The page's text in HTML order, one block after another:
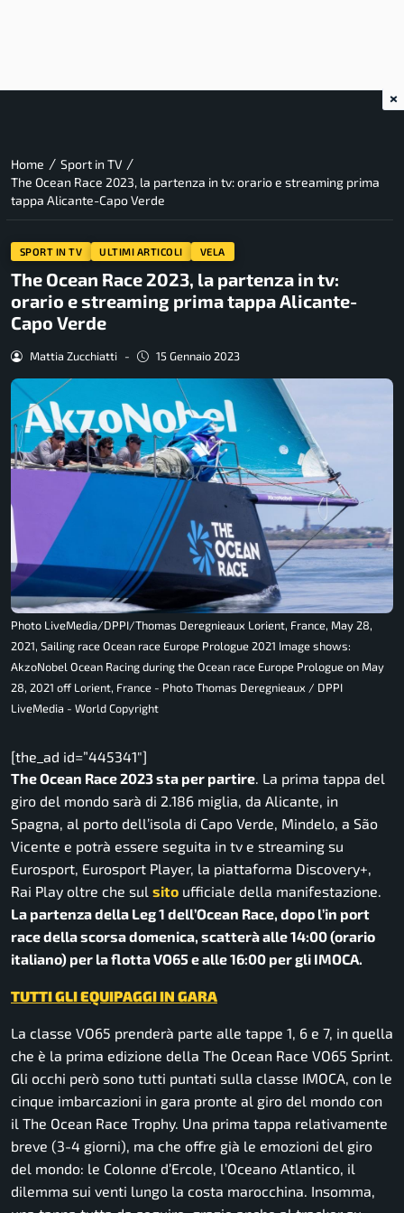
Home / Sport in TV /
The Ocean Race 2023, la partenza in tv: orario e streaming prima
tappa Alicante-Capo Verde
SPORT IN TV ULTIMI ARTICOLI VELA
The Ocean Race 2023, la partenza in tv:
orario e streaming prima tappa Alicante-
Capo Verde
Mattia Zucchiatti - 15 Gennaio 2023
Photo LiveMedia/DPPI/Thomas Deregnieaux Lorient, France, May 28,
2021, Sailing race Ocean race Europe Prologue 2021 Image shows:
AkzoNobel Ocean Racing during the Ocean race Europe Prologue on May
28, 2021 off Lorient, France - Photo Thomas Deregnieaux / DPPI
LiveMedia - World Copyright
[the_ad id=”445341″]
The Ocean Race 2023 sta per partire. La prima tappa del
giro del mondo sarà di 2.186 miglia, da Alicante, in
Spagna, al porto dell’isola di Capo Verde, Mindelo, a São
Vicente e potrà essere seguita in tv e streaming su
Eurosport, Eurosport Player, la piattaforma Discovery+,
Rai Play oltre che sul sito ufficiale della manifestazione.
La partenza della Leg 1 dell’Ocean Race, dopo l’in port
race della scorsa domenica, scatterà alle 14:00 (orario
italiano) per la flotta VO65 e alle 16:00 per gli IMOCA.
TUTTI GLI EQUIPAGGI IN GARA
La classe VO65 prenderà parte alle tappe 1, 6 e 7, in quella
che è la prima edizione della The Ocean Race VO65 Sprint.
Gli occhi però sono tutti puntati sulla classe IMOCA, con le
cinque imbarcazioni in gara pronte al giro del mondo con
il The Ocean Race Trophy. Una prima tappa relativamente
breve (3-4 giorni), ma che offre già le emozioni del giro
del mondo: le Colonne d’Ercole, l’Oceano Atlantico, il
dilemma sui venti lungo la costa marocchina. Insomma,
×